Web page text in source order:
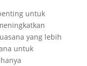
untuk
yang lebih
untuk